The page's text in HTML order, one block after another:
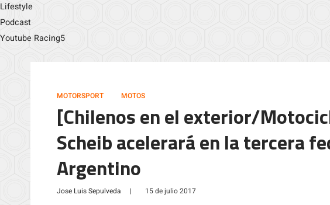
Lifestyle
Podcast
Youtube Racing5
MOTORSPORT MOTOS
[Chilenos en el exterior/
Scheib acelerará en la tercera
Argentino
Jose Luis Sepulveda | 15 de julio 2017